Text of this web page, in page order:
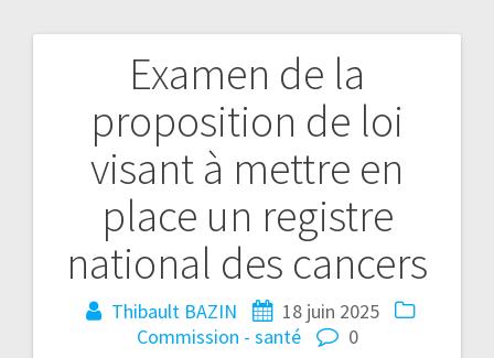
Examen de la
proposition de loi
visant à mettre en
place un registre
national des cancers
Thibault BAZIN
18 juin 2025
Commission - santé
0